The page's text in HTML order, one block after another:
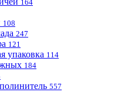
164
108
247
121
упаковка 114
184
557